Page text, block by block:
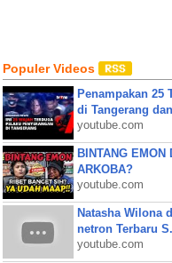
Populer Videos
Penampakan 25
di Tangerang
youtube.com
BINTANG EMON
ARKOBA?
youtube.com
Natasha Wilona
netron Terbaru
youtube.com